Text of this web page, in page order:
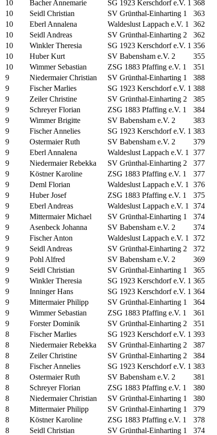
10
Bacher Annemarie SG 1923 Kerschdorf e.V. 1 368
10
Seidl Christian SV Grünthal-Einharting 1
363
10
Eberl Annalena Waldeslust Lappach e.V. 1
362
10
Seidl Andreas SV Grünthal-Einharting 2
362
10
Winkler Theresia SG 1923 Kerschdorf e.V. 1 356
10
Huber Kurt SV Babensham e.V. 2
355
10
Wimmer Sebastian ZSG 1883 Pfaffing e.V. 1
351
9
Niedermaier Christian SV Grünthal-Einharting 1
388
9
Fischer Marlies SG 1923 Kerschdorf e.V. 1 388
9
Zeiler Christine SV Grünthal-Einharting 2
385
9
Schreyer Florian ZSG 1883 Pfaffing e.V. 1
384
9
Wimmer Brigitte SV Babensham e.V. 2
383
9
Fischer Annelies SG 1923 Kerschdorf e.V. 1 383
9
Ostermaier Ruth SV Babensham e.V. 2
379
9
Eberl Annalena Waldeslust Lappach e.V. 1
377
9
Niedermaier Rebekka SV Grünthal-Einharting 2
377
9
Köstner Karoline ZSG 1883 Pfaffing e.V. 1
377
9
Deml Florian Waldeslust Lappach e.V. 1
376
9
Huber Josef ZSG 1883 Pfaffing e.V. 1
375
9
Eberl Andreas Waldeslust Lappach e.V. 1
374
9
Mittermaier Michael SV Grünthal-Einharting 1
374
9
Asenbeck Johanna SV Babensham e.V. 2
374
9
Fischer Anton Waldeslust Lappach e.V. 1
372
9
Seidl Andreas SV Grünthal-Einharting 2
372
9
Pohl Alfred SV Babensham e.V. 2
369
9
Seidl Christian SV Grünthal-Einharting 1
365
9
Winkler Theresia SG 1923 Kerschdorf e.V. 1 365
9
Inninger Hans SG 1923 Kerschdorf e.V. 1 364
9
Mittermaier Philipp SV Grünthal-Einharting 1
364
9
Wimmer Sebastian ZSG 1883 Pfaffing e.V. 1
361
9
Forster Dominik SV Grünthal-Einharting 2
351
8
Fischer Marlies SG 1923 Kerschdorf e.V. 1 393
8
Niedermaier Rebekka SV Grünthal-Einharting 2
387
8
Zeiler Christine SV Grünthal-Einharting 2
384
8
Fischer Annelies SG 1923 Kerschdorf e.V. 1 383
8
Ostermaier Ruth SV Babensham e.V. 2
381
8
Schreyer Florian ZSG 1883 Pfaffing e.V. 1
380
8
Niedermaier Christian SV Grünthal-Einharting 1
380
8
Mittermaier Philipp SV Grünthal-Einharting 1
379
8
Köstner Karoline ZSG 1883 Pfaffing e.V. 1
378
8
Seidl Christian SV Grünthal-Einharting 1 374